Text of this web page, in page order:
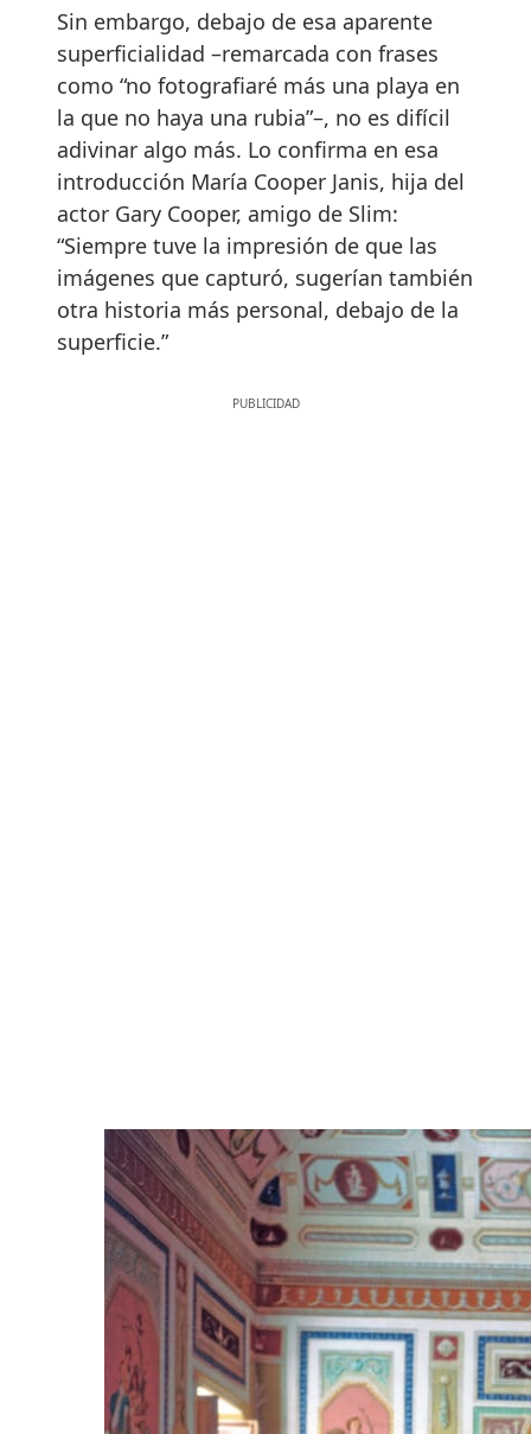
Sin embargo, debajo de esa aparente
superficialidad –remarcada con frases
como “no fotografiaré más una playa en
la que no haya una rubia”–, no es difícil
adivinar algo más. Lo confirma en esa
introducción María Cooper Janis, hija del
actor Gary Cooper, amigo de Slim:
“Siempre tuve la impresión de que las
imágenes que capturó, sugerían también
otra historia más personal, debajo de la
superficie.”